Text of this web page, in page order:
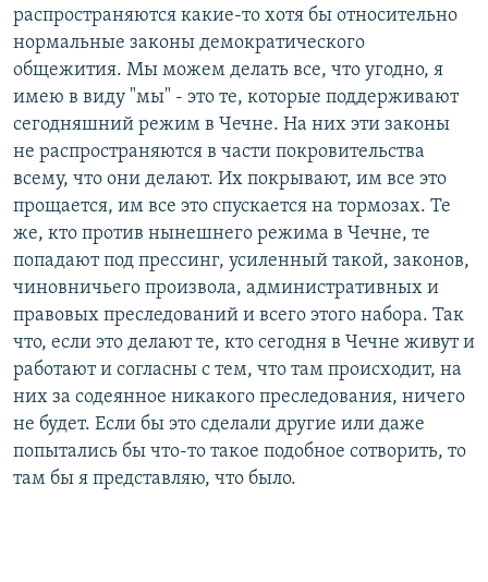
распространяются какие-то хотя бы относительно
нормальные законы демократического
общежития. Мы можем делать все, что угодно, я
имею в виду "мы" - это те, которые поддерживают
сегодняшний режим в Чечне. На них эти законы
не распространяются в части покровительства
всему, что они делают. Их покрывают, им все это
прощается, им все это спускается на тормозах. Те
же, кто против нынешнего режима в Чечне, те
попадают под прессинг, усиленный такой, законов,
чиновничьего произвола, административных и
правовых преследований и всего этого набора. Так
что, если это делают те, кто сегодня в Чечне живут и
работают и согласны с тем, что там происходит, на
них за содеянное никакого преследования, ничего
не будет. Если бы это сделали другие или даже
попытались бы что-то такое подобное сотворить, то
там бы я представляю, что было.